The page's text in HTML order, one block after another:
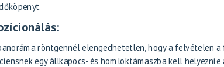
röntgennél elengedhetetlen, hogy a felvételen
egy állkapocs- és homloktámaszba kell